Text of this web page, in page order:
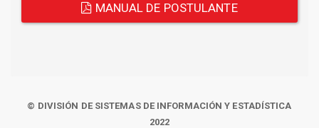
MANUAL DE POSTULANTE
© DIVISIÓN DE SISTEMAS DE INFORMACIÓN Y ESTADÍSTICA
2022